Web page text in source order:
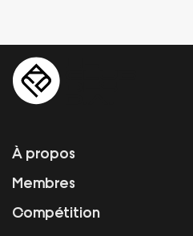
À propos
Membres
Compétition